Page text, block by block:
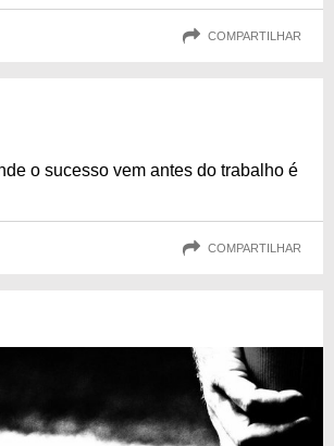
COMPARTILHAR
o sucesso vem antes do trabalho é
COMPARTILHAR